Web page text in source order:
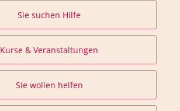
Sie suchen Hilfe
Kurse & Veranstaltungen
Sie wollen helfen